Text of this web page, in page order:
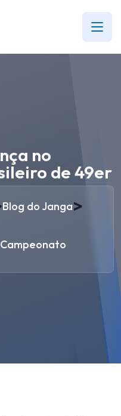
no
de 49er
Blog do Janga>